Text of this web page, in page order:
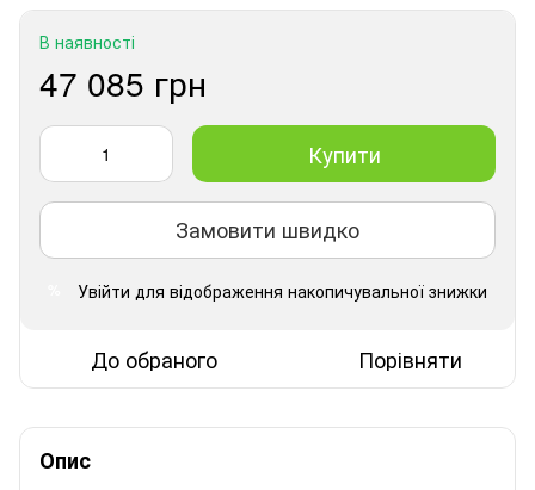
В наявності
47 085 грн
Купити
Замовити швидко
Увійти для відображення накопичувальної знижки
До обраного Порівняти
Опис